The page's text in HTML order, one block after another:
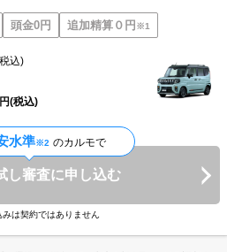
頭金0円 追加精算０円 ※1
込)
円(税込)
水準※2 のカルモで
し審査に申し込む
は契約ではありません